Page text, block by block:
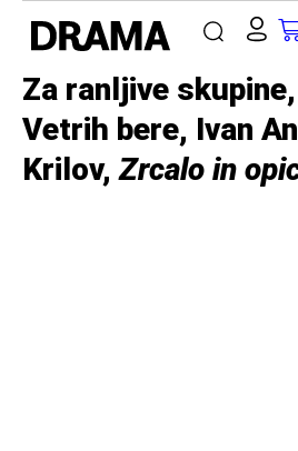
Za ranljive
Vetrih bere, Ivan
Krilov,Zrcalo in